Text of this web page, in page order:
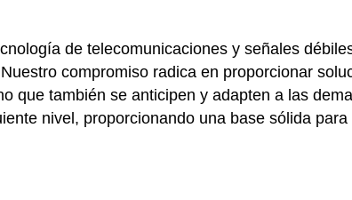
de telecomunicaciones y señales
compromiso radica en proporcionar
que también se anticipen y adapten a las
nivel, proporcionando una base sólida